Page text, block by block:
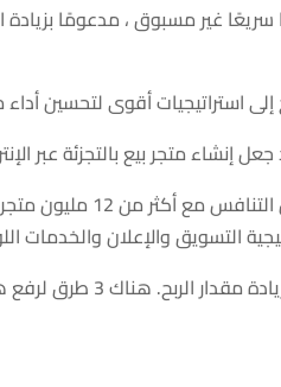
سريعًا غير مسبوق ، مدعومًا
استراتيجيات أقوى لتحسين
جعل إنشاء متجر بيع بالتجزئة
ومع ذلك ، فإن نجاح المتجر
التسويق والإعلان والخدمات
لرفع هذا الشريط في متجرك: